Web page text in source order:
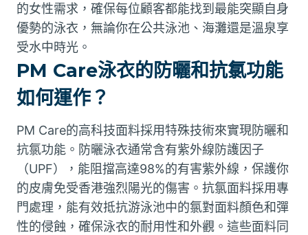
的女性需求，確保每位顧客都能找到最能突顯自身
優勢的泳衣，無論你在公共泳池、海灘還是溫泉享
受水中時光。
PM Care泳衣的防曬和抗氯功能
如何運作？
PM Care的高科技面料採用特殊技術來實現防曬和
抗氯功能。防曬泳衣通常含有紫外線防護因子
（UPF），能阻擋高達98%的有害紫外線，保護你
的皮膚免受香港強烈陽光的傷害。抗氯面料採用專
門處理，能有效抵抗游泳池中的氯對面料顏色和彈
性的侵蝕，確保泳衣的耐用性和外觀。這些面料同